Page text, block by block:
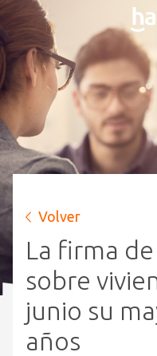
Volver
La firma
sobre
junio su
años